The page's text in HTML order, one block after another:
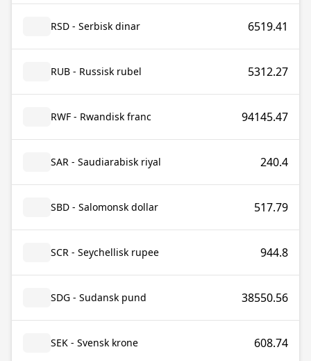
RSD - Serbisk dinar 6519.41
RUB - Russisk rubel 5312.27
RWF - Rwandisk franc 94145.47
SAR - Saudiarabisk riyal 240.4
SBD - Salomonsk dollar 517.79
SCR - Seychellisk rupee 944.8
SDG - Sudansk pund 38550.56
SEK - Svensk krone 608.74